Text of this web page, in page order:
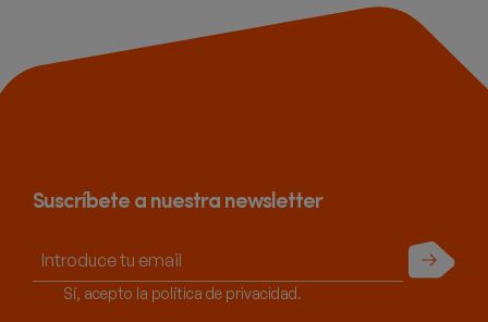
Suscríbete a nuestra newsletter
Sí, acepto la política de privacidad.
Enviar